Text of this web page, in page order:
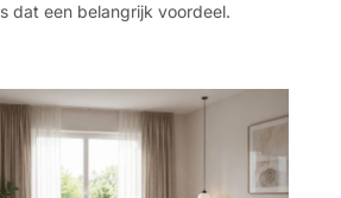
dat een belangrijk voordeel.